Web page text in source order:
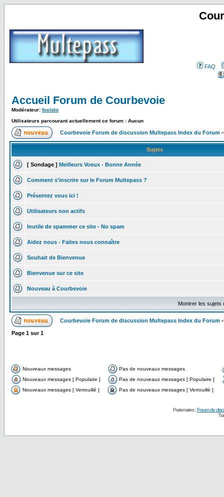
FAQ
Accueil Forum de Courbevoie
Modérateur: foxlolo
Utilisateurs parcourant actuellement ce forum : Aucun
Courbevoie Forum de discussion Multepass Index du Forum
Sujets
[ Sondage ] Meilleurs Voeux - Bonne Année
Comment s'inscrire sur le Forum Multepass ?
Présentez vous ici !
Utilisateurs non actifs
Inutile de spammer ce site - No spam
Aidez nous - Faites nous connaître
Souhait de Bienvenue
Bienvenue sur ce site
Nouveau à Courbevoie
Montrer les sujets
Courbevoie Forum de discussion Multepass Index du Forum
Page 1 sur1
Nouveaux messages
Pas de nouveaux messages
Nouveaux messages [ Populaire ]
Pas de nouveaux messages [ Populaire ]
Nouveaux messages [ Verrouillé ]
Pas de nouveaux messages [ Verrouillé ]
Partenaires :Forum de